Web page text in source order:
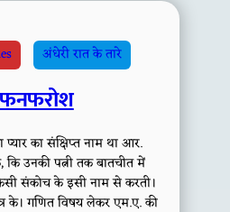
अंधेरी रात के तारे
का संक्षिप्त नाम था आर.
उनकी पत्नी तक बातचीत में
संकोच के इसी नाम से करती।
के। गणित विषय लेकर एम.ए. की